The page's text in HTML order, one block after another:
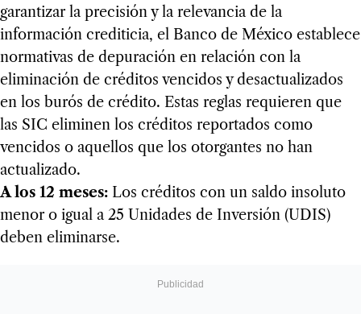
garantizar la precisión y la relevancia de la
información crediticia, el Banco de México establece
normativas de depuración en relación con la
eliminación de créditos vencidos y desactualizados
en los burós de crédito. Estas reglas requieren que
las SIC eliminen los créditos reportados como
vencidos o aquellos que los otorgantes no han
actualizado.
A los 12 meses: Los créditos con un saldo insoluto
menor o igual a 25 Unidades de Inversión (UDIS)
deben eliminarse.